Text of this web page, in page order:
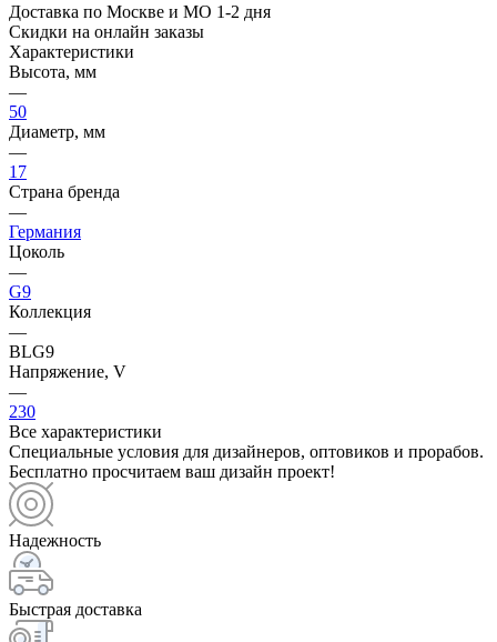
Доставка по Москве и МО 1-2 дня
Скидки на онлайн заказы
Характеристики
Высота, мм
—
50
Диаметр, мм
—
17
Страна бренда
—
Германия
Цоколь
—
G9
Коллекция
—
BLG9
Напряжение, V
—
230
Все характеристики
Специальные условия для дизайнеров, оптовиков и прорабов.
Бесплатно просчитаем ваш дизайн проект!
Надежность
Быстрая доставка